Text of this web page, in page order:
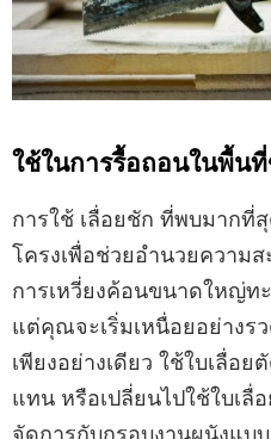
ใช้ในการรื้อถอนในพื้น
การใช้ เลื่อยชัก ที่พบมากที่
โครงเพื่อช่วยอำนวยความ
การเหวี่ยงค้อนขนาดใหญ่ท
แต่คุณจะเริ่มเหนื่อยอย่างร
เพียงอย่างเดียว ใช้ใบเลื่อ
แทน หรือเปลี่ยนไปใช้ใบเ